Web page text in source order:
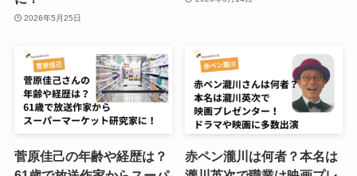
2026年5月25日
菅原佳己の年齢や経歴は？
赤ペン瀧川は何者？本名は